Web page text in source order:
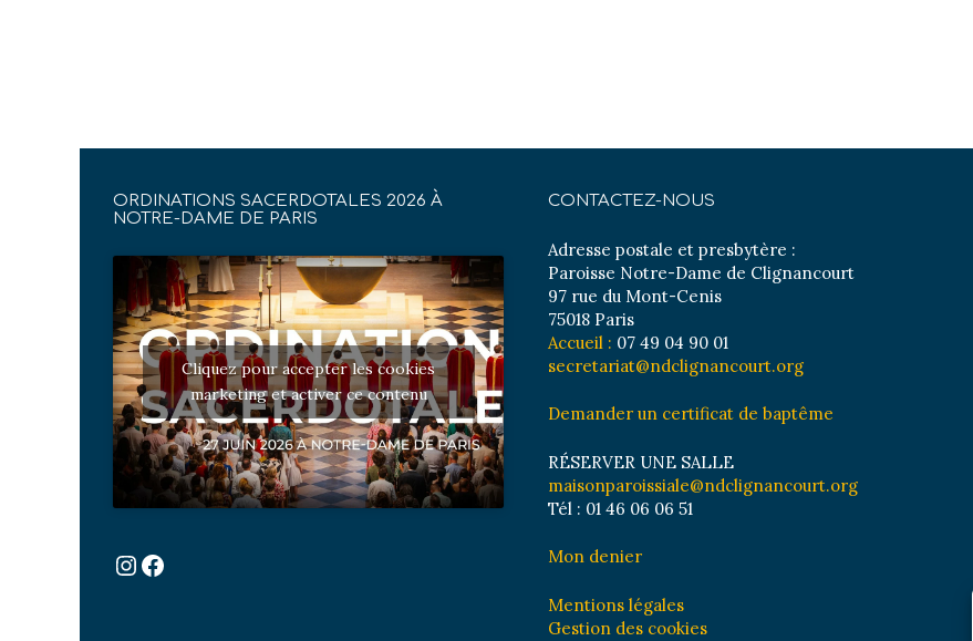
ORDINATIONS SACERDOTALES 2026 À
NOTRE-DAME DE PARIS
Cliquez pour accepter les cookies
marketing et activer ce contenu
Instagram
Facebook
CONTACTEZ-NOUS
Adresse postale et presbytère :
Paroisse Notre-Dame de Clignancourt
97 rue du Mont-Cenis
75018 Paris
Accueil : 07 49 04 90 01
secretariat@ndclignancourt.org
Demander un certificat de baptême
RÉSERVER UNE SALLE
maisonparoissiale@ndclignancourt.org
Tél : 01 46 06 06 51
Mon denier
Mentions légales
Gestion des cookies